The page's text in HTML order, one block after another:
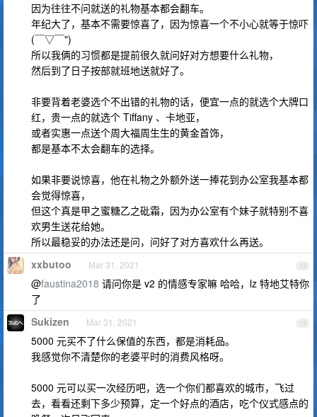
因为往往不问就送的礼物基本都会翻车。
年纪大了，基本不需要惊喜了，因为惊喜一个不小心就等于惊吓
(￣▽￣")
所以我俩的习惯都是提前很久就问好对方想要什么礼物，
然后到了日子按部就班地送就好了。
非要背着老婆选个不出错的礼物的话，便宜一点的就选个大牌口
红，贵一点的就选个 Tiffany 、卡地亚，
或者实惠一点送个周大福周生生的黄金首饰，
都是基本不太会翻车的选择。
如果非要说惊喜，他在礼物之外额外送一捧花到办公室我基本都
会觉得惊喜，
但这个真是甲之蜜糖乙之砒霜，因为办公室有个妹子就特别不喜
欢男生送花给她。
所以最稳妥的办法还是问，问好了对方喜欢什么再送。
12
xxbutoo Mar 31, 2021
@faustina2018 请问你是 v2 的情感专家嘛 哈哈，lz 特地艾特你
了
13
Sukizen Mar 31, 2021
5000 元买不了什么保值的东西，都是消耗品。
我感觉你不清楚你的老婆平时的消费风格呀。
5000 元可以买一次经历吧，选一个你们都喜欢的城市，飞过
去，看看还剩下多少预算，定一个好点的酒店，吃个仪式感点的